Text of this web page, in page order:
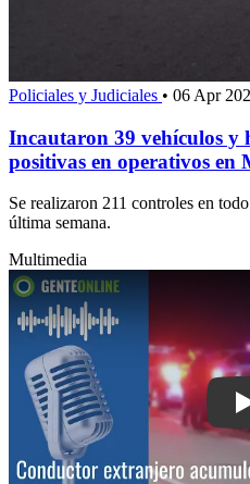
Policiales y Judiciales • 06 Apr
Incautaron 39 vehículos y
positivas en operativos en
Se realizaron 211 controles en
última semana.
Multimedia